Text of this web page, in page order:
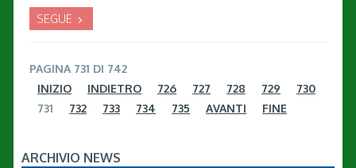
SEGUE
PAGINA 731 DI 742
INIZIO
INDIETRO 726 727 728 729
730
731
732 733 734 735 AVANTI FINE
ARCHIVIO NEWS